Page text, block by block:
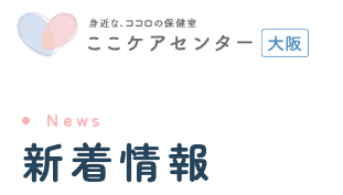
News
新着情報